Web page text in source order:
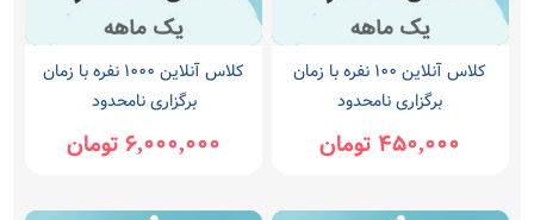
کلاس آنلاین 100 نفره با زمان
برگزاری نامحدود
450,000 تومان
کلاس آنلاین 1000 نفره با زمان
برگزاری نامحدود
6,000,000 تومان